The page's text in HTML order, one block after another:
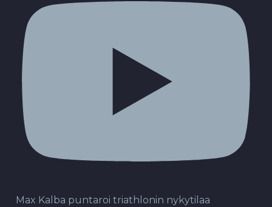
Max Kalba puntaroi triathlonin nykytilaa